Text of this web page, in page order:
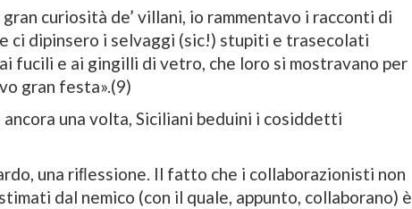
curiosità de’ villani, io rammentavo i racconti di
ci dipinsero i selvaggi (sic!) stupiti e trasecolati
fucili e ai gingilli di vetro, che loro si mostravano per
gran festa».(9)
ancora una volta, Siciliani beduini i cosiddetti
una riﬂessione. Il fatto che i collaborazionisti non
dal nemico (con il quale, appunto, collaborano) è